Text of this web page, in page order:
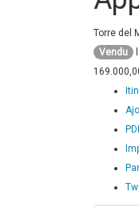
Torre del
Vendu